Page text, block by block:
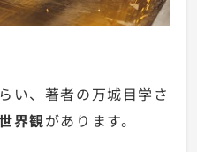
い、著者の万城目学さ
界観があります。